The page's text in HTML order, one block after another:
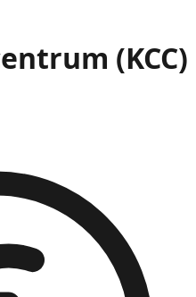
(KCC)